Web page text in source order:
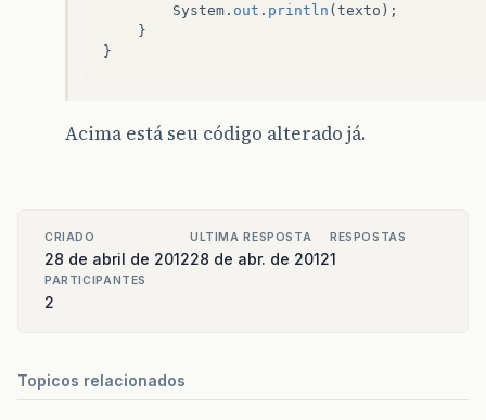
System . out . println ( texto );
}
}
Acima está seu código alterado já.
CRIADO
28 de abril de 2012
ULTIMA RESPOSTA
28 de abr. de 2012
RESPOSTAS
1
PARTICIPANTES
2
Topicos relacionados